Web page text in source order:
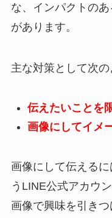
な、インパクトの
があります。
主な対策として次の
伝えたいことを
画像にしてイメ
画像にして伝えるに
う LINE公式アカウ
画像で興味を引き